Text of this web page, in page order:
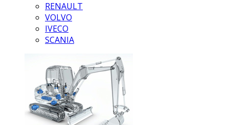
RENAULT
VOLVO
IVECO
SCANIA